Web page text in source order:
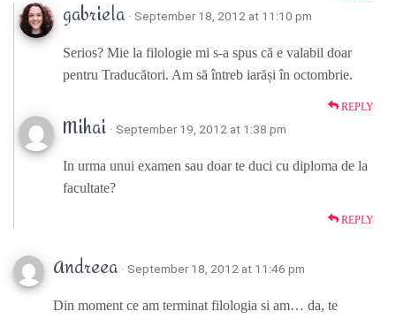
gabriela · September 18, 2012 at 11:10 pm
Serios? Mie la filologie mi s-a spus că e valabil doar
pentru Traducători. Am să întreb iarăși în octombrie.
REPLY
Mihai · September 19, 2012 at 1:38 pm
In urma unui examen sau doar te duci cu diploma de la
facultate?
REPLY
Andreea · September 18, 2012 at 11:46 pm
Din moment ce am terminat filologia si am… da, te